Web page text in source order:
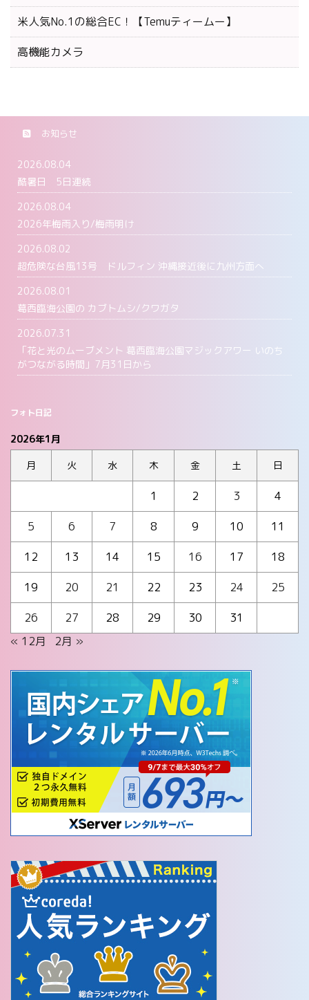
米人気No.1の総合EC！【Temuティームー】
高機能カメラ
お知らせ
2026.08.04
酷暑日 5日連続
2026.08.04
2026年梅雨入り/梅雨明け
2026.08.02
超危険な台風13号 ドルフィン 沖縄接近後に九州方面へ
2026.08.01
葛西臨海公園の カブトムシ/クワガタ
2026.07.31
「花と光のムーブメント 葛西臨海公園マジックアワー いのち
がつながる時間」7月31日から
フォト日記
2026年1月
月
火 水 木 金 土 日
1 2 3
4
5
6 7 8 9 10
11
12
13 14 15 16 17
18
19
20 21 22 23 24
25
26
27 28 29 30
31
« 12月
2月 »